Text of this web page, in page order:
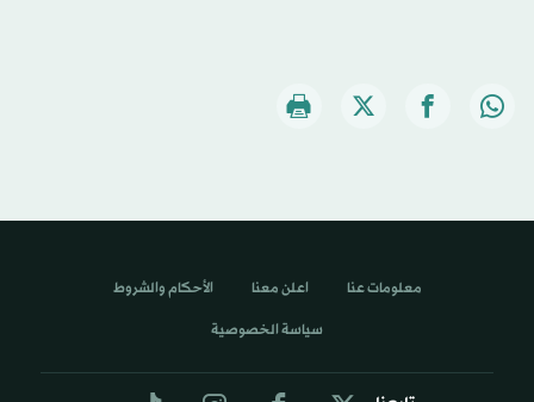
معلومات عنا اعلن معنا الأحكام والشروط
سياسة الخصوصية